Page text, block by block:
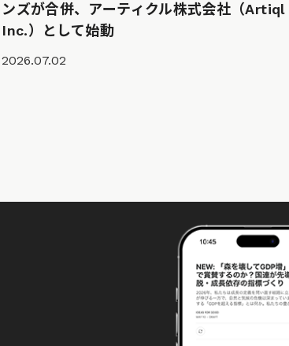
ンズが合併、アーティクル株式会社（Artiql
Inc.）として始動
2026.07.02